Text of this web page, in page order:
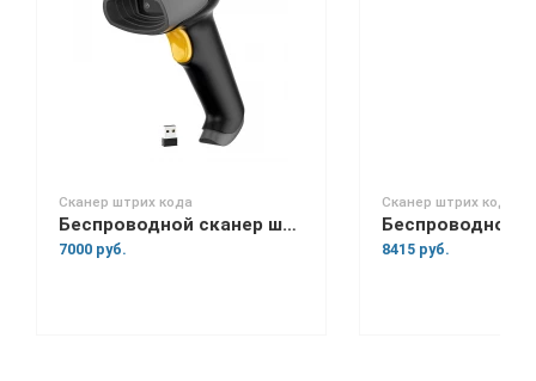
Сканер штрих кода
Беспроводной сканер штрих-кода Space Lite BT
7000 руб.
Сканер штрих кода
8415 руб.